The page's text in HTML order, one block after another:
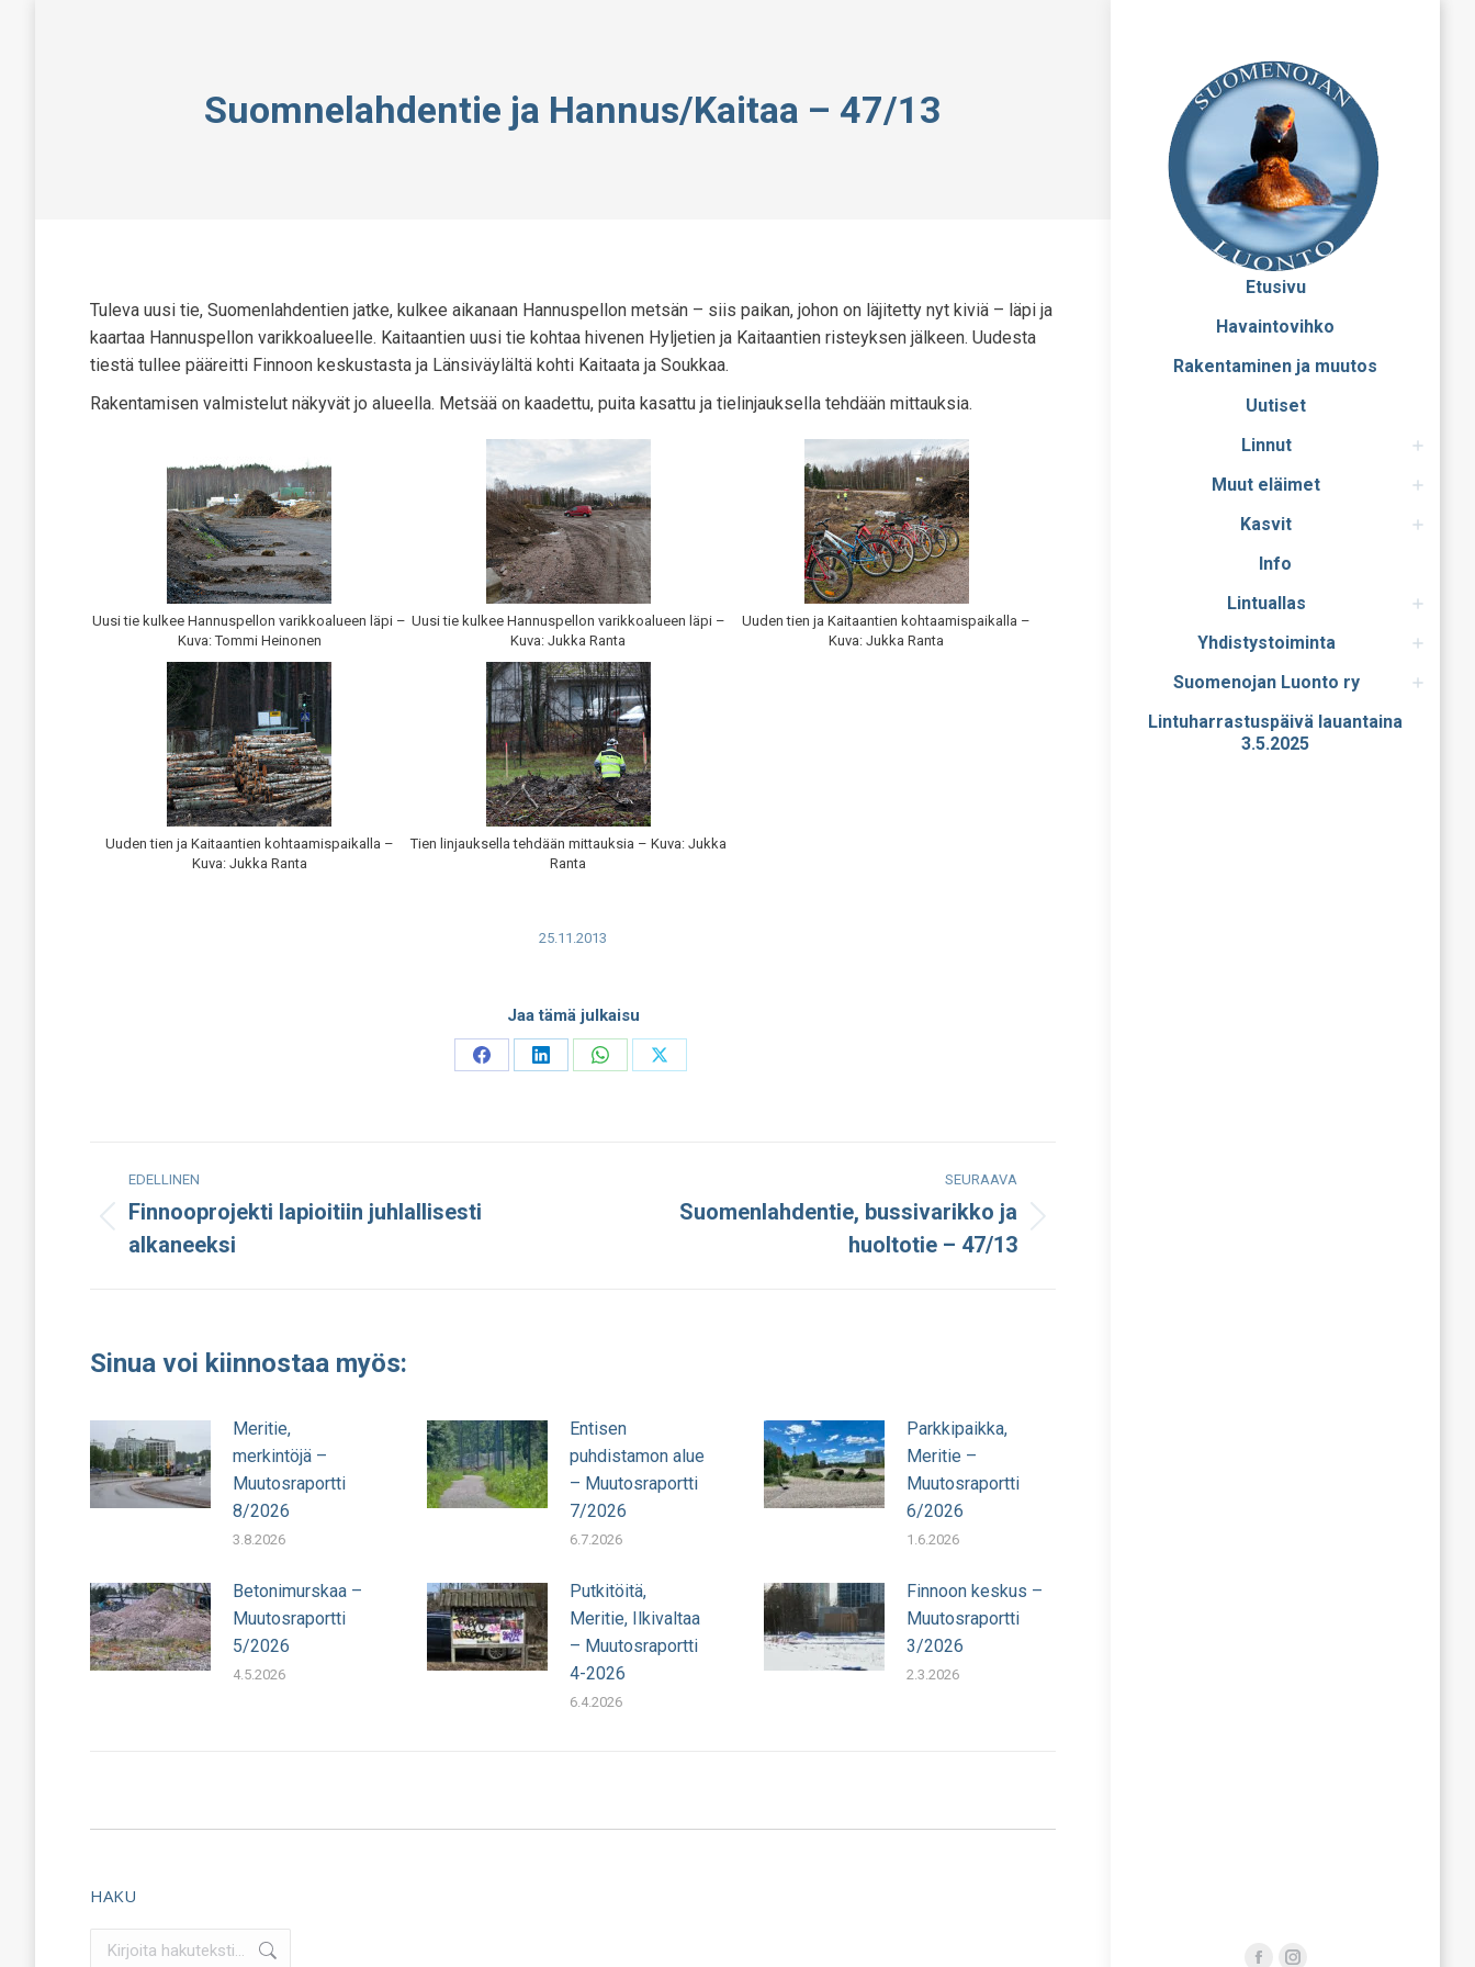
Etusivu
Havaintovihko
Rakentaminen ja muutos
Uutiset
Linnut
Muut eläimet
Kasvit
Info
Lintuallas
Yhdistystoiminta
Suomenojan Luonto ry
Lintuharrastuspäivä lauantaina
3.5.2025
Suomnelahdentie ja Hannus/Kaitaa – 47/13
Tuleva uusi tie, Suomenlahdentien jatke, kulkee aikanaan Hannuspellon metsän – siis paikan, johon on läjitetty nyt kiviä – läpi ja
kaartaa Hannuspellon varikkoalueelle. Kaitaantien uusi tie kohtaa hivenen Hyljetien ja Kaitaantien risteyksen jälkeen. Uudesta
tiestä tullee pääreitti Finnoon keskustasta ja Länsiväylältä kohti Kaitaata ja Soukkaa.
Rakentamisen valmistelut näkyvät jo alueella. Metsää on kaadettu, puita kasattu ja tielinjauksella tehdään mittauksia.
Uusi tie kulkee Hannuspellon varikkoalueen läpi –
Kuva: Tommi Heinonen
Uusi tie kulkee Hannuspellon varikkoalueen läpi –
Kuva: Jukka Ranta
Uuden tien ja Kaitaantien kohtaamispaikalla –
Kuva: Jukka Ranta
Uuden tien ja Kaitaantien kohtaamispaikalla –
Kuva: Jukka Ranta
Tien linjauksella tehdään mittauksia – Kuva: Jukka
Ranta
25.11.2013
Jaa tämä julkaisu
Share
Share
Share
Share
Post
navigation
EDELLINEN
julkaisu:
Finnooprojekti lapioitiin juhlallisesti
alkaneeksi
SEURAAVA
Suomenlahdentie, bussivarikko ja
huoltotie – 47/13
Sinua voi kiinnostaa myös:
Meritie,
merkintöjä –
Muutosraportti
8/2026
3.8.2026
Entisen
puhdistamon alue
– Muutosraportti
7/2026
6.7.2026
Parkkipaikka,
Meritie –
Muutosraportti
6/2026
1.6.2026
Betonimurskaa –
Muutosraportti
5/2026
4.5.2026
Putkitöitä,
Meritie, Ilkivaltaa
– Muutosraportti
4-2026
6.4.2026
Finnoon keskus –
Muutosraportti
3/2026
2.3.2026
HAKU